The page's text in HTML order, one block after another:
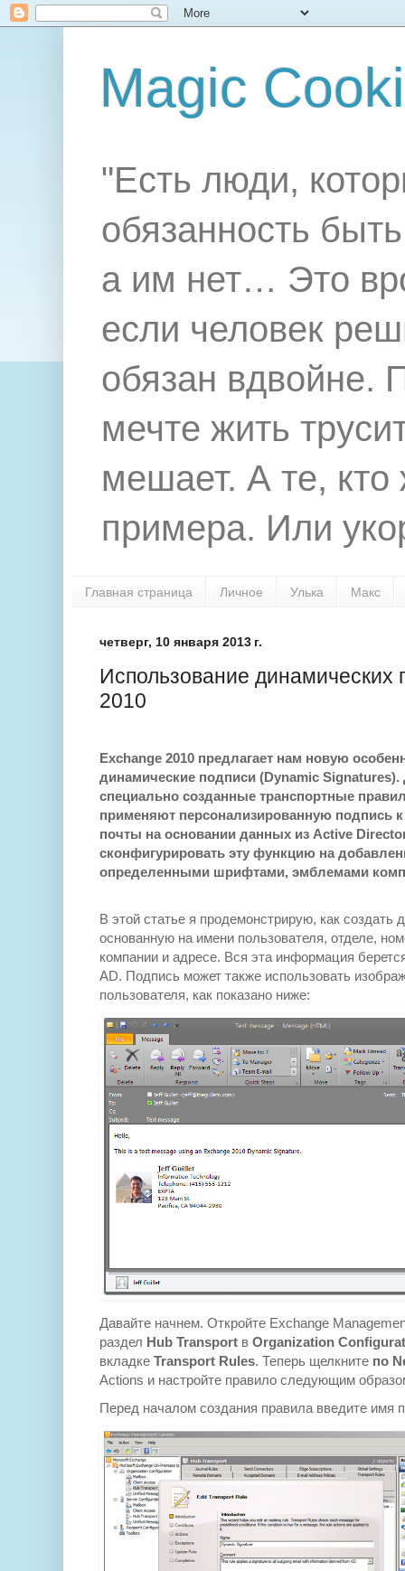
Magic
"Есть люди,
обязанность
а им нет… Это
если человек
обязан вдвойне.
мечте жить
мешает. А те,
примера. Или
Главная страница Личное Улька Макс
четверг, 10 января 2013 г.
Использование динамических
2010
Exchange 2010 предлагает нам новую
динамические подписи (Dynamic Signatures).
специально созданные транспортные
применяют персонализированную подпись
почты на основании данных из Active
сконфигурировать эту функцию на
определенными шрифтами, эмблемами
В этой статье я продемонстрирую, как создать
основанную на имени пользователя, отделе,
компании и адресе. Вся эта информация
AD. Подпись может также использовать
пользователя, как показано ниже:
Давайте начнем. Откройте Exchange
раздел Hub Transport в Organization
вкладке Transport Rules. Теперь щелкните по
Actions и настройте правило следующим
Перед началом создания правила введите имя